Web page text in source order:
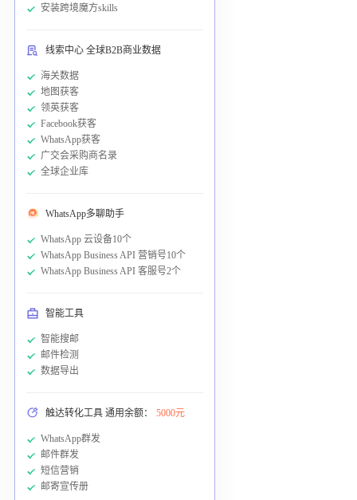
安装跨境魔方skills
线索中心 全球B2B商业数据
海关数据
地图获客
领英获客
Facebook获客
WhatsApp获客
广交会采购商名录
全球企业库
WhatsApp多聊助手
WhatsApp 云设备10个
WhatsApp Business API 营销号10个
WhatsApp Business API 客服号2个
智能工具
智能搜邮
邮件检测
数据导出
触达转化工具 通用余额： 5000元
WhatsApp群发
邮件群发
短信营销
邮寄宣传册